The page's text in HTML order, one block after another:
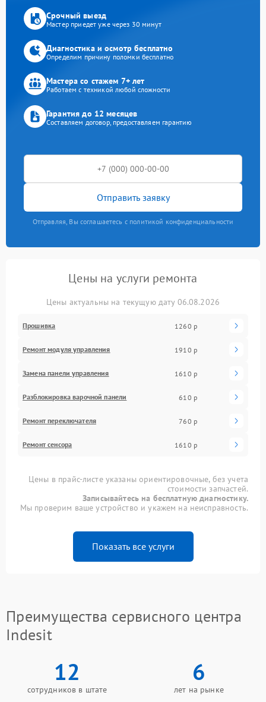
Срочный выезд
Мастер приедет уже через 30 минут
Диагностика и осмотр бесплатно
Определим причину поломки бесплатно
Мастера со стажем 7+ лет
Работаем с техникой любой сложности
Гарантия до 12 месяцев
Составляем договор, предоставляем гарантию
Отправить заявку
Отправляя, Вы соглашаетесь с политикой конфиденциальности
Цены на услуги ремонта
Цены актуальны на текущую дату 06.08.2026
Прошивка 1260 р
Ремонт модуля управления 1910 р
Замена панели управления 1610 р
Разблокировка варочной панели 610 р
Ремонт переключателя 760 р
Ремонт сенсора 1610 р
Цены в прайс-листе указаны ориентировочные, без учета
стоимости запчастей.
Записывайтесь на бесплатную диагностику.
Мы проверим ваше устройство и укажем на неисправность.
Показать все услуги
Преимущества сервисного центра
Indesit
12
сотрудников в штате
6
лет на рынке